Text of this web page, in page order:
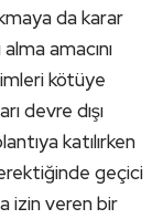
da karar
amacını
kötüye
devre dışı
katılırken
geçici
izin veren bir